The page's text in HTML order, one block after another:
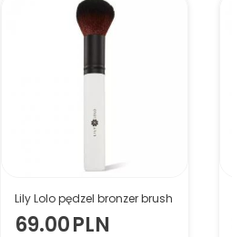
Lily Lolo pędzel bronzer brush
69.00PLN